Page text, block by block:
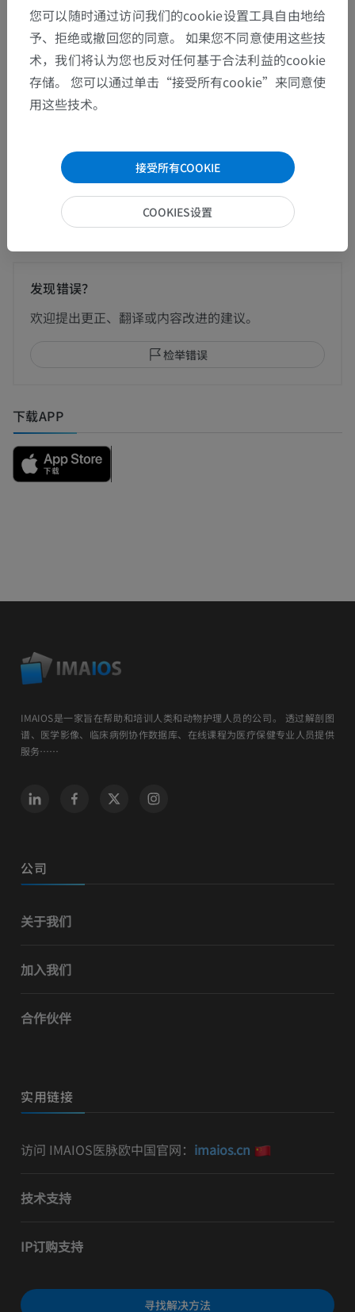
底层结构：
腘深淋巴结（有蹄动物）
浅腘淋巴结
人類的比较解剖学
发现错误？
欢迎提出更正、翻译或内容改进的建议。
检举错误
下载APP
IMAIOS是一家旨在帮助和培训人类和动物护理人员的公司。 透过解剖图
谱、医学影像、临床病例协作数据库、在线课程为医疗保健专业人员提供
服务……
公司
关于我们
加入我们
合作伙伴
实用链接
访问 IMAIOS医脉欧中国官网： imaios.cn
技术支持
IP订购支持
寻找解决方法
您可以随时通过访问我们的cookie设置工具自由地给
予、拒绝或撤回您的同意。 如果您不同意使用这些技
术，我们将认为您也反对任何基于合法利益的cookie
存储。 您可以通过单击“接受所有cookie”来同意使
用这些技术。
接受所有COOKIE
COOKIES设置